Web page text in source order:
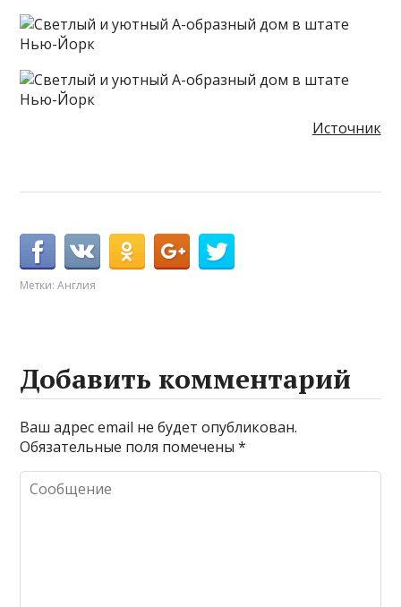
Источник
Метки:Англия
Добавить комментарий
Ваш адрес email не будет опубликован.
Обязательные поля помечены*